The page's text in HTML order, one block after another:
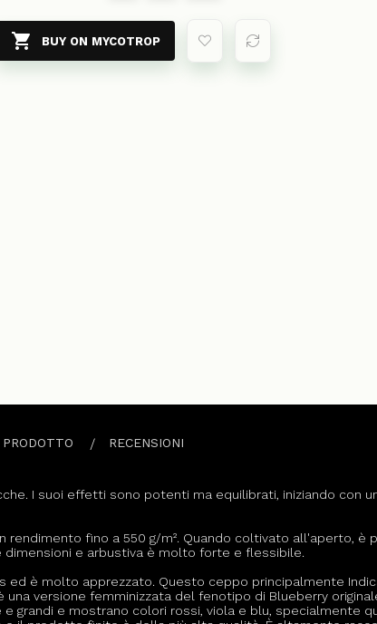
 BUY ON MYCOTROP
RECENSIONI
I suoi effetti sono potenti ma equilibrati, iniziando con
fino a 550 g/m². Quando coltivato all'aperto, è
e arbustiva è molto forte e flessibile.
è molto apprezzato. Questo ceppo principalmente
versione femminizzata del fenotipo di Blueberry
grandi e mostrano colori rossi, viola e blu, specialmente